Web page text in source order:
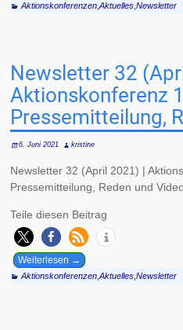
Aktionskonferenzen, Aktuelles, Newsletter
Newsletter 32
Aktionskonferenz
Pressemitteilung,
6. Juni 2021 kristine
Newsletter 32 (April 2021) |
Pressemitteilung, Reden und
Teile diesen Beitrag
Weiterlesen →
Aktionskonferenzen, Aktuelles, Newsletter